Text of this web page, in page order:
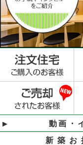
動画・
新築お